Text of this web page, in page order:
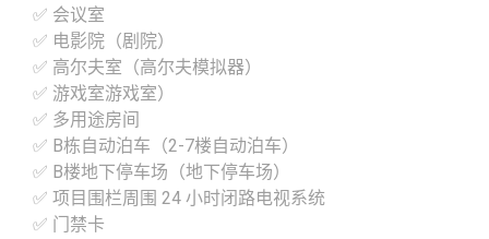
✅ 会议室
✅ 电影院（剧院）
✅ 高尔夫室（高尔夫模拟器）
✅ 游戏室游戏室）
✅ 多用途房间
✅ B栋自动泊车（2-7楼自动泊车）
✅ B楼地下停车场（地下停车场）
✅ 项目围栏周围 24 小时闭路电视系统
✅ 门禁卡